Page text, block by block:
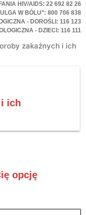
HIV/AIDS: 22 692 82 26
W BÓLU”: 800 706 838
- DOROŚLI: 116 123
- DZIECI: 116 111
zakaźnych i ich
ich
opcję